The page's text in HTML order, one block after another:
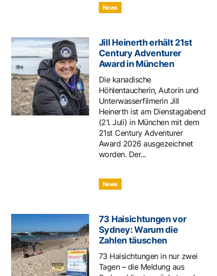
News
Jill Heinerth erhält 21st
Century Adventurer
Award in München
Die kanadische
Höhlentaucherin, Autorin und
Unterwasserfilmerin Jill
Heinerth ist am Dienstagabend
(21. Juli) in München mit dem
21st Century Adventurer
Award 2026 ausgezeichnet
worden. Der...
News
73 Haisichtungen vor
Sydney: Warum die
Zahlen täuschen
73 Haisichtungen in nur zwei
Tagen – die Meldung aus